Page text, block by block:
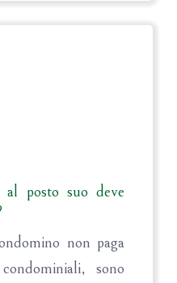
al posto suo deve
non paga
sono